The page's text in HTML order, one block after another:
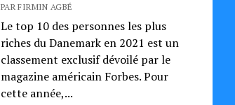
PAR FIRMIN AGBÉ
Le top 10 des personnes les plus
riches du Danemark en 2021 est un
classement exclusif dévoilé par le
magazine américain Forbes. Pour
cette année,...